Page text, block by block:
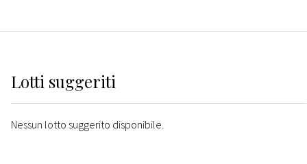
Lotti suggeriti
Nessun lotto suggerito disponibile.